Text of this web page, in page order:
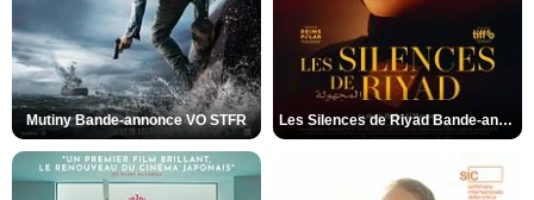
Mutiny Bande-annonce VO STFR Les Silences de Riyad Bande-annonce VO STFR